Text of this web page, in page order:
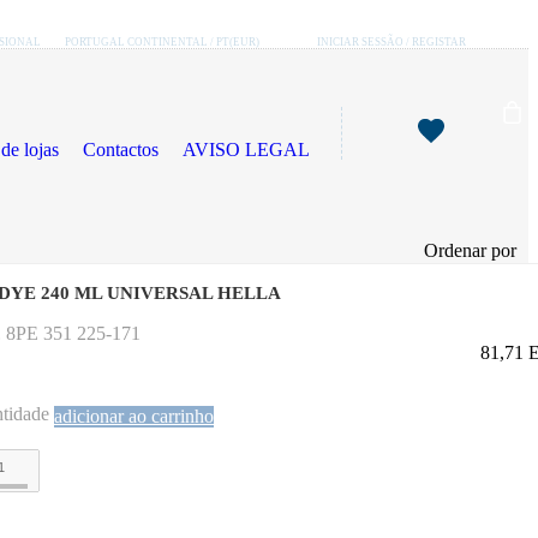
PORTUGAL CONTINENTAL / PT(EUR) INICIAR SESSÃO / REGISTAR
lojas Contactos AVISO LEGAL
Ordenar por
240 ML UNIVERSAL HELLA
8PE 351 225-171
81,71
adicionar ao carrinho